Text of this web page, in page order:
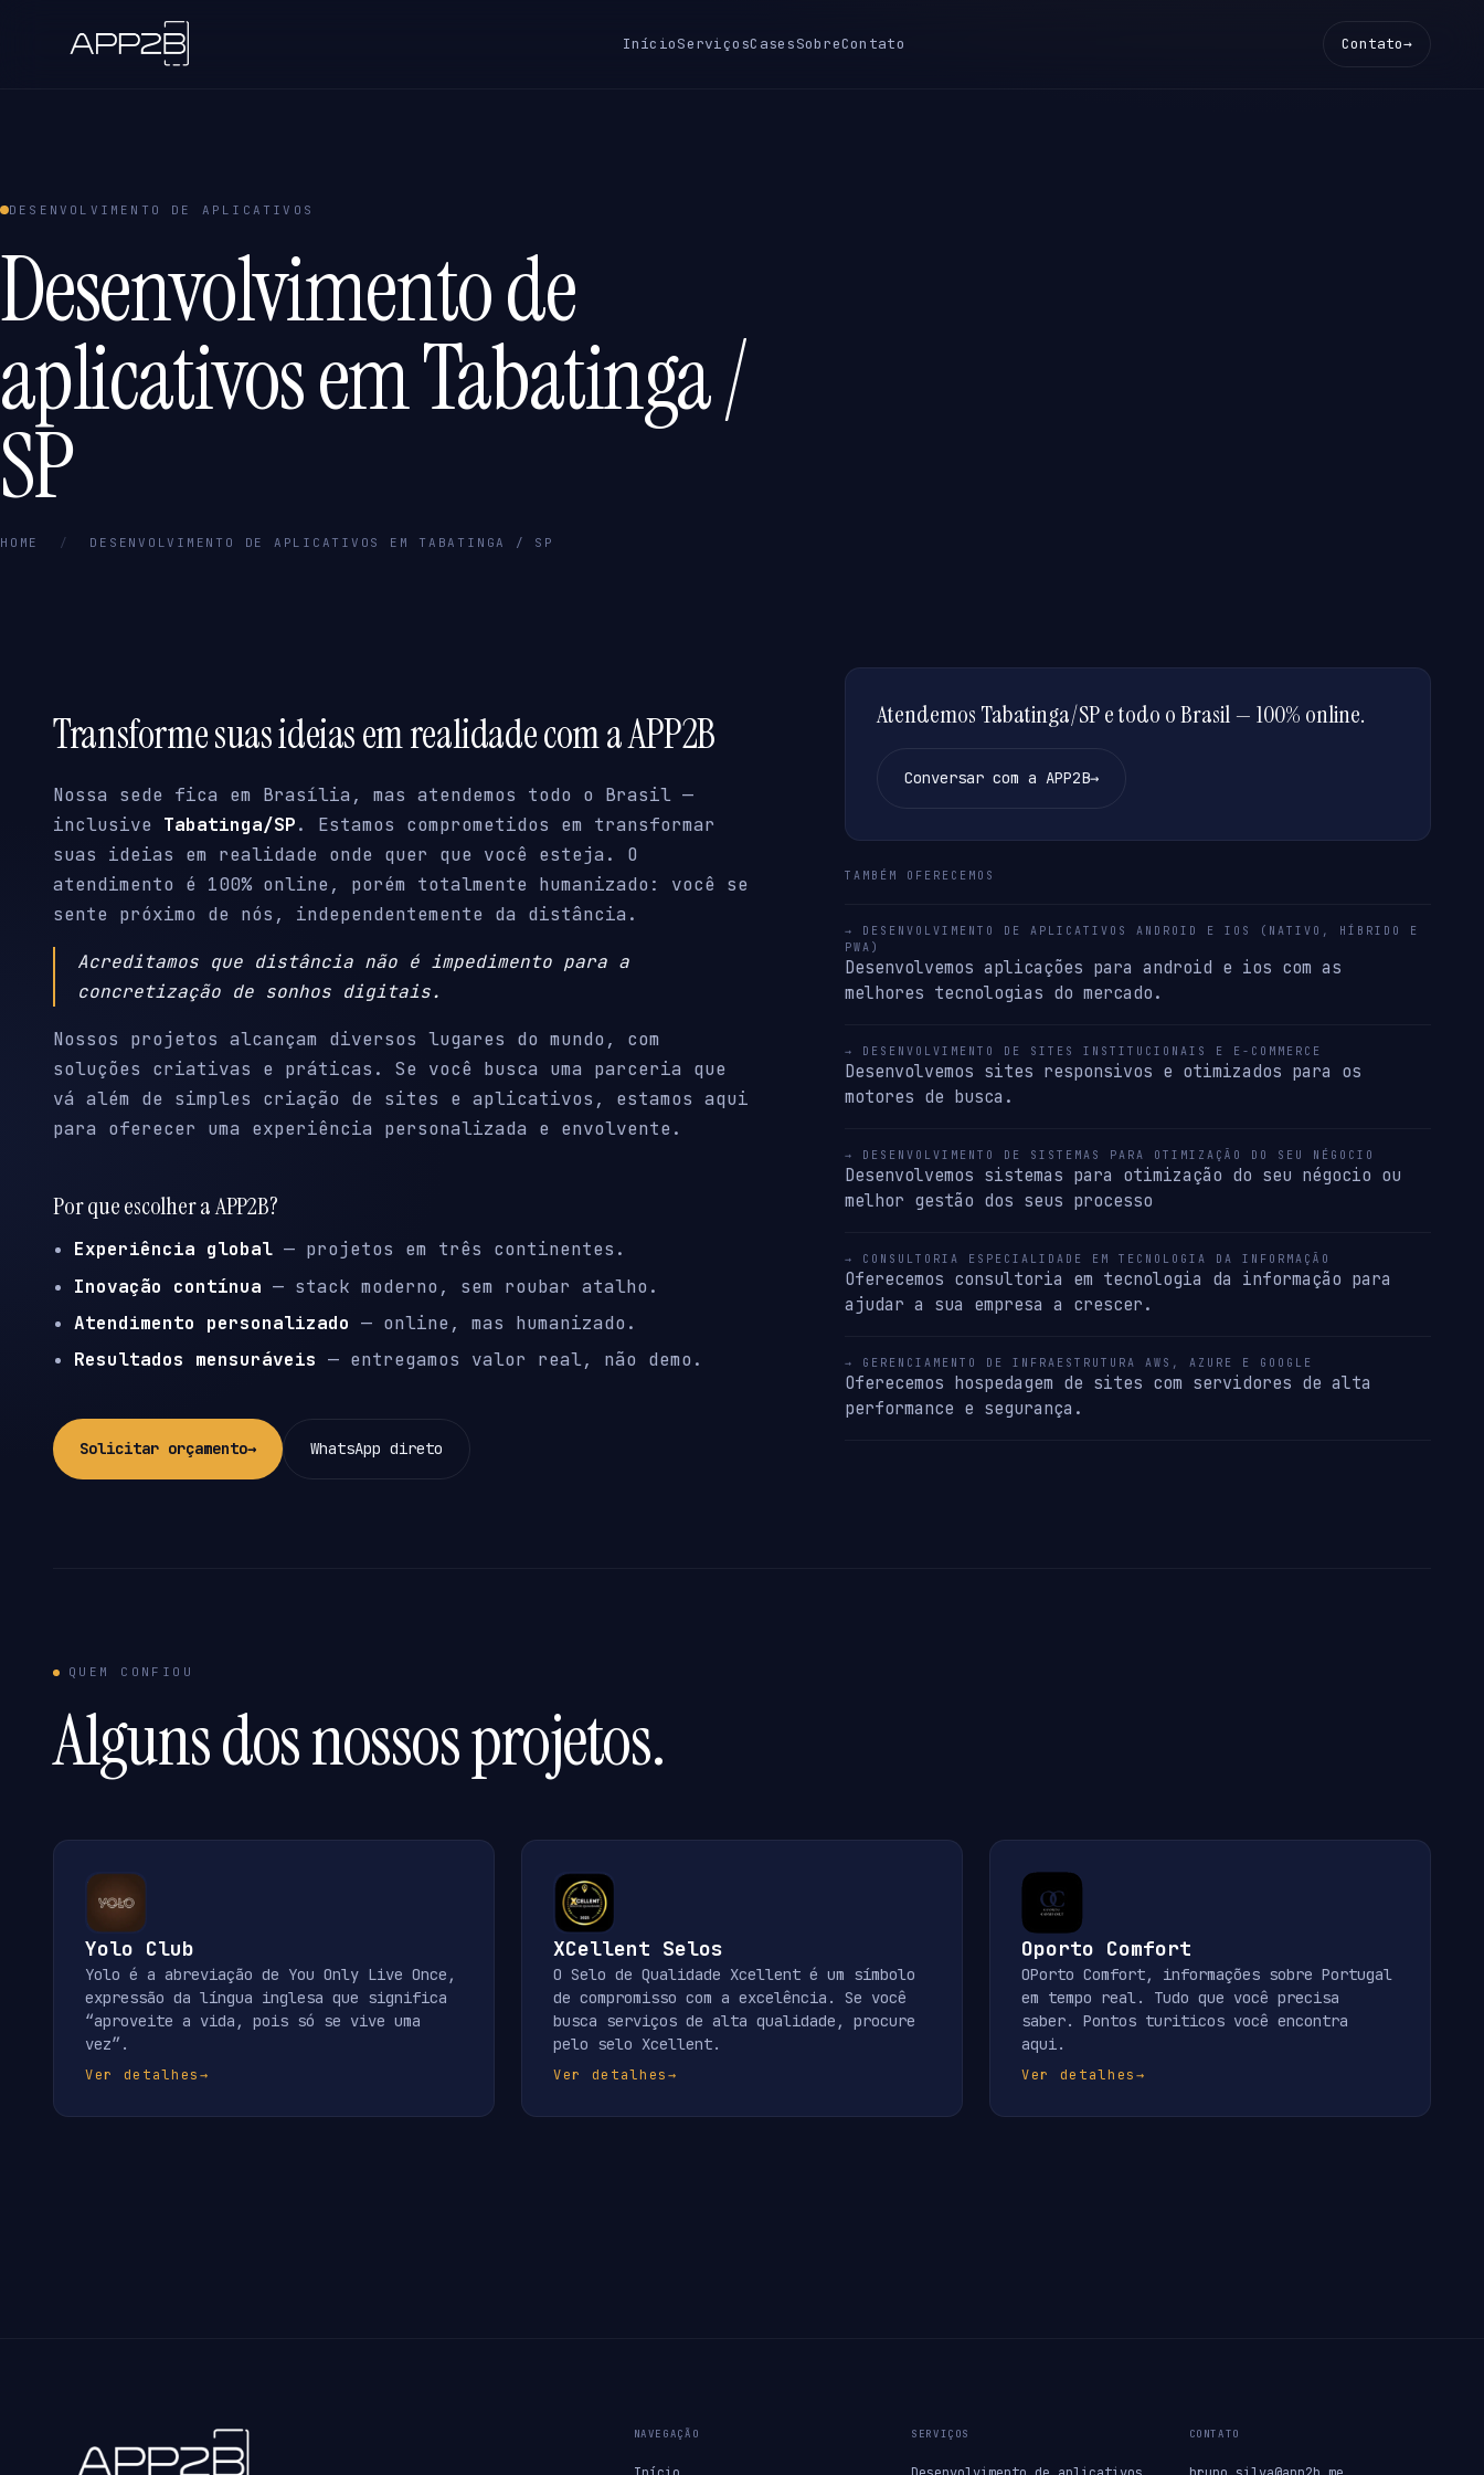
InícioServiçosCasesSobreContato Contato→
DESENVOLVIMENTO DE APLICATIVOS
Desenvolvimento de
aplicativos em Tabatinga /
SP
HOME / DESENVOLVIMENTO DE APLICATIVOS EM TABATINGA / SP
Transforme suas ideias em realidade com a APP2B
Nossa sede fica em Brasília, mas atendemos todo o Brasil —
inclusive Tabatinga/SP. Estamos comprometidos em transformar
suas ideias em realidade onde quer que você esteja. O
atendimento é 100% online, porém totalmente humanizado: você se
sente próximo de nós, independentemente da distância.
Acreditamos que distância não é impedimento para a
concretização de sonhos digitais.
Nossos projetos alcançam diversos lugares do mundo, com
soluções criativas e práticas. Se você busca uma parceria que
vá além de simples criação de sites e aplicativos, estamos aqui
para oferecer uma experiência personalizada e envolvente.
Por que escolher a APP2B?
Experiência global — projetos em três continentes.
Inovação contínua — stack moderno, sem roubar atalho.
Atendimento personalizado — online, mas humanizado.
Resultados mensuráveis — entregamos valor real, não demo.
Solicitar orçamento→ WhatsApp direto
Atendemos Tabatinga/SP e todo o Brasil — 100% online.
Conversar com a APP2B→
TAMBÉM OFERECEMOS
→ DESENVOLVIMENTO DE APLICATIVOS ANDROID E IOS (NATIVO, HÍBRIDO E
PWA)
Desenvolvemos aplicações para android e ios com as
melhores tecnologias do mercado.
→ DESENVOLVIMENTO DE SITES INSTITUCIONAIS E E-COMMERCE
Desenvolvemos sites responsivos e otimizados para os
motores de busca.
→ DESENVOLVIMENTO DE SISTEMAS PARA OTIMIZAÇÃO DO SEU NÉGOCIO
Desenvolvemos sistemas para otimização do seu négocio ou
melhor gestão dos seus processo
→ CONSULTORIA ESPECIALIDADE EM TECNOLOGIA DA INFORMAÇÃO
Oferecemos consultoria em tecnologia da informação para
ajudar a sua empresa a crescer.
→ GERENCIAMENTO DE INFRAESTRUTURA AWS, AZURE E GOOGLE
Oferecemos hospedagem de sites com servidores de alta
performance e segurança.
QUEM CONFIOU
Alguns dos nossos projetos.
Yolo Club
Yolo é a abreviação de You Only Live Once,
expressão da língua inglesa que significa
“aproveite a vida, pois só se vive uma
vez”.
Ver detalhes→
XCellent Selos
O Selo de Qualidade Xcellent é um símbolo
de compromisso com a excelência. Se você
busca serviços de alta qualidade, procure
pelo selo Xcellent.
Ver detalhes→
Oporto Comfort
OPorto Comfort, informações sobre Portugal
em tempo real. Tudo que você precisa
saber. Pontos turiticos você encontra
aqui.
Ver detalhes→
NAVEGAÇÃO SERVIÇOS CONTATO